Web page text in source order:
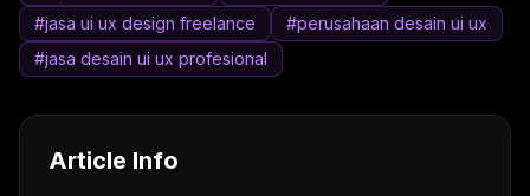
#jasa ui ux design freelance
#perusahaan desain ui ux
#jasa desain ui ux profesional
Article Info